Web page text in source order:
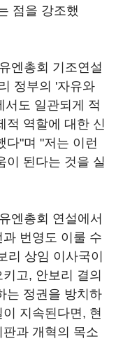
점을 강조했
엔총회 기조연설
정부의 '자유와
서도 일관되게 적
적 역할에 대한 신
다"며 "저는 이런
이 된다는 것을 실
엔총회 연설에서
번영도 이룰 수
리 상임 이사국이
고, 안보리 결의
는 정권을 방치하
지속된다면, 현
과 개혁의 목소